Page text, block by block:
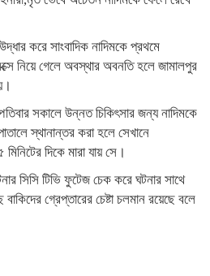
করে সাংবাদিক নাদিমকে প্রথমে
নিয়ে গেলে অবস্থার অবনতি হলে জামালপুর
সকালে উন্নত চিকিৎসার জন্য নাদিমকে
স্থানান্তর করা হলে সেখানে
দিকে মারা যায় সে।
সিসি টিভি ফুটেজ চেক করে ঘটনার সাথে
গ্রেপ্তারের চেষ্টা চলমান রয়েছে বলে